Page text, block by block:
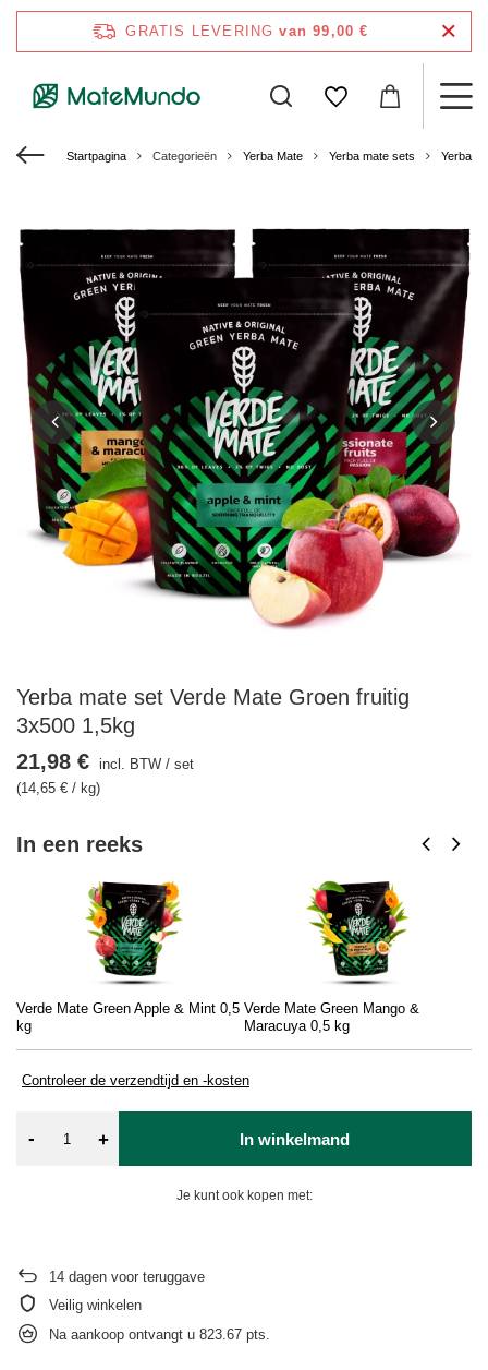
GRATIS LEVERING van 99,00 €
Startpagina Categorieën Yerba Mate Yerba mate sets Yerba
Yerba mate set Verde Mate Groen fruitig
3x500 1,5kg
In een reeks
Verde Mate Green Apple & Mint 0,5
kg
Verde Mate Green Mango &
Maracuya 0,5 kg
Controleer de verzendtijd en -kosten
21,98 € incl. BTW / set
(14,65 € / kg)
- + In winkelmand
Je kunt ook kopen met:
14 dagen voor teruggave
Veilig winkelen
Na aankoop ontvangt u 823.67 pts.